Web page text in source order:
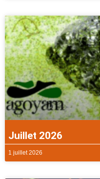
Juillet 2026
1 juillet 2026